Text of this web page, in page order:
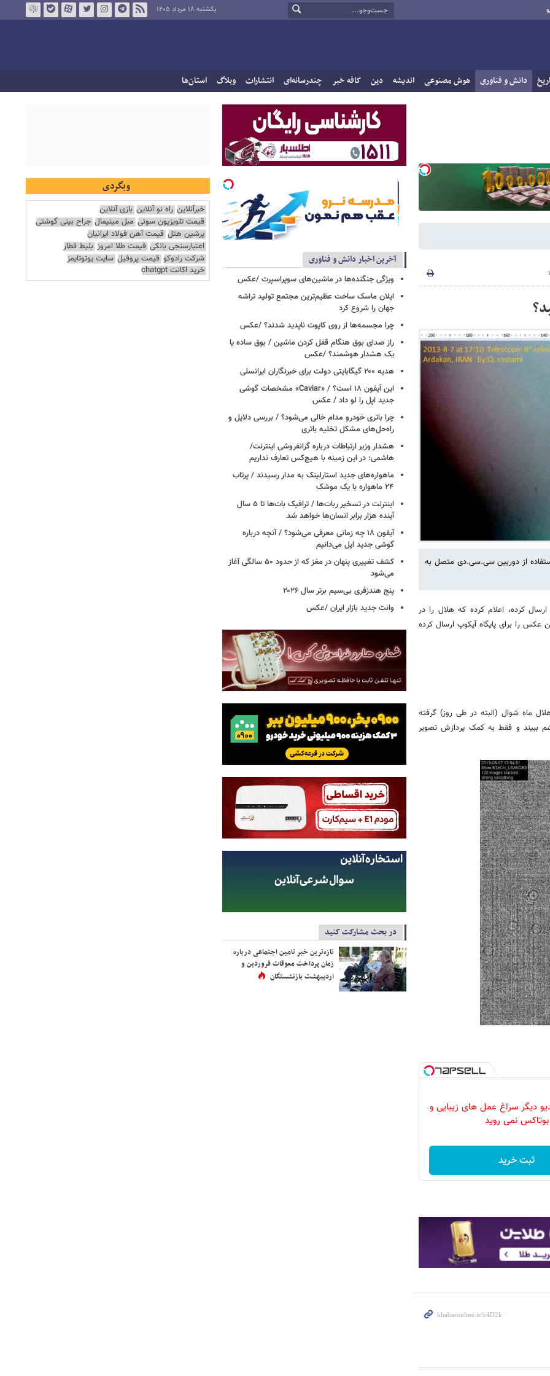
یکشنبه ۱۸ مرداد ۱۴۰۵
دانش و فناوری هوش مصنوعی اندیشه دین کافه خبر چندرسانه‌ای انتشارات وبلاگ استان‌ها
از دوربین سی.سی.دی متصل به
کرده، اعلام کرده که هلال را در
این عکس را برای پایگاه آیکوپ ارسال کرده
ماه شوال (البته در طی روز) گرفته
ببیند و فقط به کمک پردازش تصویر
دیگر سراغ عمل های زیبایی و
بوتاکس نمی روید
ثبت خرید
آخرین اخبار دانش و فناوری
ویژگی جنگنده‌ها در ماشین‌های سوپراسپرت /عکس
ایلان ماسک ساخت عظیم‌ترین مجتمع تولید تراشه
جهان را شروع کرد
چرا مجسمه‌ها از روی کاپوت‌ ناپدید شدند؟ /عکس
راز صدای بوق هنگام قفل کردن ماشین / بوق ساده یا
یک هشدار هوشمند؟ /عکس
هدیه ۲۰۰ گیگابایتی دولت برای خبرنگاران ایرانسلی
این آیفون ۱۸ است؟ / «Caviar» مشخصات گوشی
جدید اپل را لو داد / عکس
چرا باتری خودرو مدام خالی می‌شود؟ / بررسی دلایل و
راه‌حل‌های مشکل تخلیه باتری
هشدار وزیر ارتباطات درباره گرانفروشی اینترنت/
هاشمی: در این زمینه با هیچ‌کس تعارف نداریم
ماهواره‌های جدید استارلینک به مدار رسیدند / پرتاب
۲۴ ماهواره با یک موشک
اینترنت در تسخیر ربات‌ها / ترافیک بات‌ها تا ۵ سال
آینده هزار برابر انسان‌ها خواهد شد
آیفون ۱۸ چه زمانی معرفی می‌شود؟ / آنچه درباره
گوشی جدید اپل می‌دانیم
کشف تغییری پنهان در مغز که از حدود ۵۰ سالگی آغاز
می‌شود
پنج هندزفری بی‌سیم برتر سال ۲۰۲۶
وانت جدید بازار ایران /عکس
در بحث مشارکت کنید
تازه‌ترین خبر تامین اجتماعی درباره
زمان پرداخت معوقات فروردین و
اردیبهشت بازنشستگان
وبگردی
خبرآنلاین راه نو آنلاین بازی آنلاین
قیمت تلویزیون سونی مبل مینیمال جراح بینی گوشتی
پرشین هتل قیمت آهن فولاد ایرانیان
اعتبارسنجی بانکی قیمت طلا امروز بلیط قطار
شرکت رادوکو قیمت پروفیل سایت یوتوتایمز
خرید اکانت chatgpt